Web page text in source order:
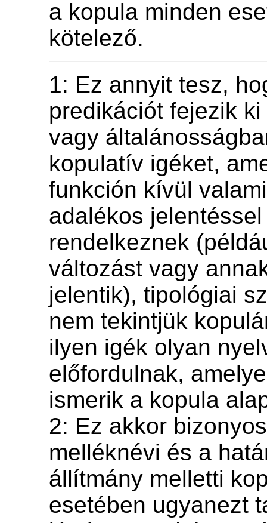
a kopula minden
kötelező.
1: Ez annyit tesz,
predikációt fejezik
vagy
kopulatív igéket,
funkción kívül
adalékos
rendelkeznek
változást vagy
jelentik), tipológiai
nem tekintjük
ilyen igék olyan
előfordulnak,
ismerik a kopula
2: Ez akkor
melléknévi és a
állítmány melletti
esetében ugyanezt